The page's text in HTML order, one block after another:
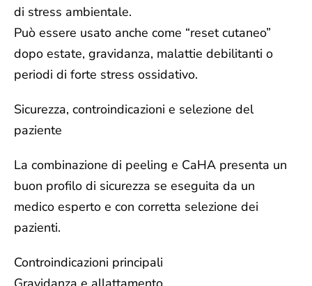
di stress ambientale.
Può essere usato anche come “reset cutaneo”
dopo estate, gravidanza, malattie debilitanti o
periodi di forte stress ossidativo.
Sicurezza, controindicazioni e selezione del
paziente
La combinazione di peeling e CaHA presenta un
buon profilo di sicurezza se eseguita da un
medico esperto e con corretta selezione dei
pazienti.
Controindicazioni principali